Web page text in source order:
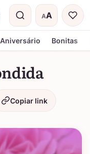
AA
Tamanho do
Aniversário Bonitas
Copiar link